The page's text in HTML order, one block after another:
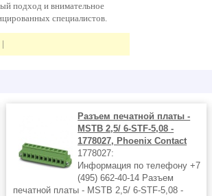
подход и внимательное
специалистов.
|
Разъем печатной платы -
MSTB 2,5/ 6-STF-5,08 -
1778027, Phoenix Contact
1778027:
Информация по телефону +7
(495) 662-40-14 Разъем
печатной платы - MSTB 2,5/ 6-STF-5,08 -